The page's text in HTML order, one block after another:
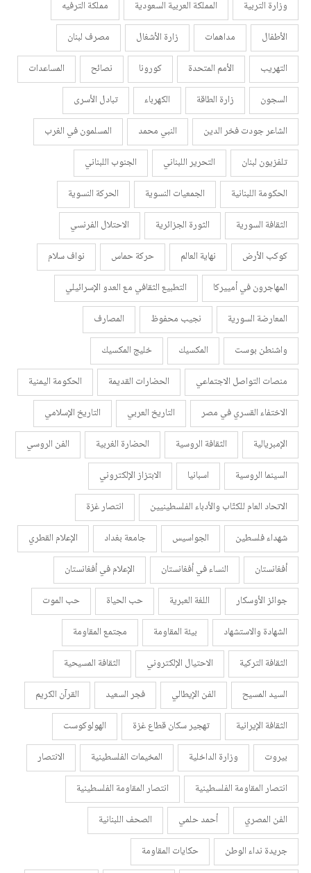
وزارة التربية المملكة العربية السعودية
مملكة الترفيه
الأطفال
مداهمات زارة الأشغال
مصرف لبنان
التهريب
الأمم المتحدة كورونا نصائح
المساعدات
السجون
زارة الطاقة الكهرباء
تبادل الأسرى
الشاعر جودت فخر الدين
النبي محمد
المسلمون في الغرب
تلفزيون لبنان
التحرير اللبناني
الجنوب اللبناني
الحكومة اللبنانية
الجمعيات النسوية
الحركة النسوية
الثقافة السورية
الثورة الجزائرية
الاحتلال الفرنسي
كوكب الأرض
نهاية العالم حركة حماس
نواف سلام
المهاجرون في أمييركا
التطبيع الثقافي مع العدو الإسرائيلي
المعارضة السورية
نجيب محفوظ
المصارف
واشنطن بوست
المكسيك
خليج المكسيك
منصات التواصل الاجتماعي
الحضارات القديمة
الحكومة اليمنية
الاختفاء القسري في مصر
التاريخ العربي
التاريخ الإسلامي
الإمبريالية
الثقافة الروسية الحضارة الغربية
الفن الروسي
السينما الروسية
اسبانيا
الابتزاز الإلكتروني
الاتحاد العام للكتّاب والأدباء الفلسطينيين
انتصار غزة
شهداء فلسطين
الجواسيس جامعة بغداد
الإعلام القطري
أفغانستان
النساء في أفغانستان
الإعلام في أفغانستان
جوائز الأوسكار
اللغة العبرية حب الحياة
حب الموت
الشهادة والاستشهاد
بيئة المقاومة
مجتمع المقاومة
الثقافة التركية
الاحتيال الإلكتروني
الثقافة المسيحية
السيد المسيح
الفن الإيطالي فجر السعيد
القرآن الكريم
الثقافة الإيرانية
تهجير سكان قطاع غزة
الهولوكوست
بيروت
وزارة الداخلية المخيمات الفلسطينية
الانتصار
انتصار المقاومة الفلسطينية
انتصار المقاومة الفلسطينية
الفن المصري
أحمد حلمي
الصحف اللبنانية
جريدة نداء الوطن
حكايات المقاومة